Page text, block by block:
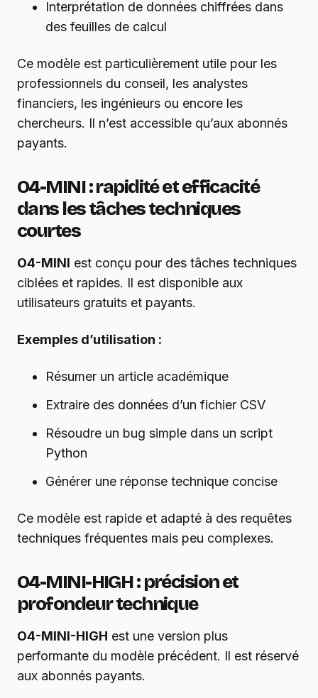
Interprétation de données chiffrées dans
des feuilles de calcul
Ce modèle est particulièrement utile pour les
professionnels du conseil, les analystes
financiers, les ingénieurs ou encore les
chercheurs. Il n’est accessible qu’aux abonnés
payants.
O4-MINI : rapidité et efficacité
dans les tâches techniques
courtes
O4-MINI est conçu pour des tâches techniques
ciblées et rapides. Il est disponible aux
utilisateurs gratuits et payants.
Exemples d’utilisation :
Résumer un article académique
Extraire des données d’un fichier CSV
Résoudre un bug simple dans un script
Python
Générer une réponse technique concise
Ce modèle est rapide et adapté à des requêtes
techniques fréquentes mais peu complexes.
O4-MINI-HIGH : précision et
profondeur technique
O4-MINI-HIGH est une version plus
performante du modèle précédent. Il est réservé
aux abonnés payants.